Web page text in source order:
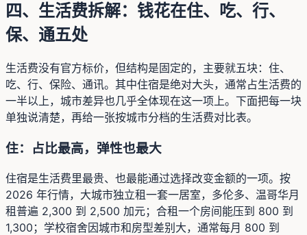
四、生活费拆解：钱花在住、吃、行、
保、通五处
生活费没有官方标价，但结构是固定的，主要就五块：住、
吃、行、保险、通讯。其中住宿是绝对大头，通常占生活费的
一半以上，城市差异也几乎全体现在这一项上。下面把每一块
单独说清楚，再给一张按城市分档的生活费对比表。
住：占比最高，弹性也最大
住宿是生活费里最贵、也最能通过选择改变金额的一项。按
2026 年行情，大城市独立租一套一居室，多伦多、温哥华月
租普遍 2,300 到 2,500 加元；合租一个房间能压到 800 到
1,300；学校宿舍因城市和房型差别大，通常每月 800 到